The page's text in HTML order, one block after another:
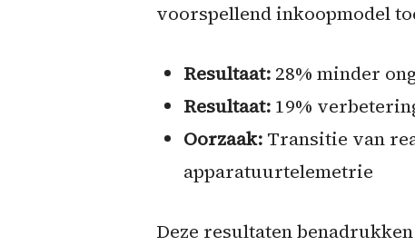
voorspellend inkoopmodel
Resultaat: 28% minder
Resultaat: 19%
Oorzaak: Transitie van
apparatuurtelemetrie
Deze resultaten